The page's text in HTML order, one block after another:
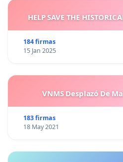
HELP SAVE THE
184 firmas
15 Jan 2025
VNMS Desplazó De
183 firmas
18 May 2021